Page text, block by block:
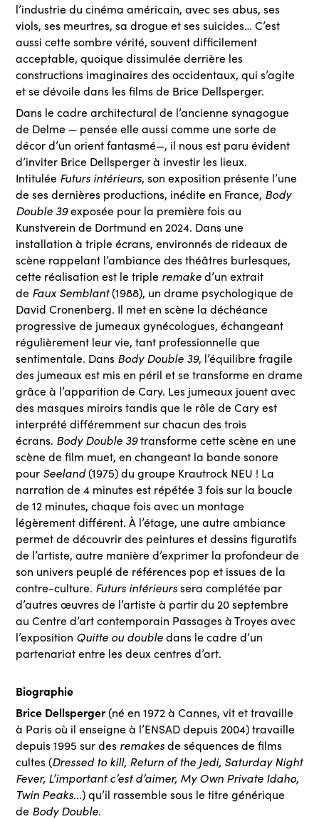
l’industrie du cinéma américain, avec ses abus, ses
viols, ses meurtres, sa drogue et ses suicides… C’est
aussi cette sombre vérité, souvent difficilement
acceptable, quoique dissimulée derrière les
constructions imaginaires des occidentaux, qui s’agite
et se dévoile dans les films de Brice Dellsperger.
Dans le cadre architectural de l’ancienne synagogue
de Delme — pensée elle aussi comme une sorte de
décor d’un orient fantasmé—, il nous est paru évident
d’inviter Brice Dellsperger à investir les lieux.
Intitulée Futurs intérieurs, son exposition présente l’une
de ses dernières productions, inédite en France, Body
Double 39exposée pour la première fois au
Kunstverein de Dortmund en 2024. Dans une
installation à triple écrans, environnés de rideaux de
scène rappelant l’ambiance des théâtres burlesques,
cette réalisation est le triple remaked’un extrait
de Faux Semblant(1988), un drame psychologique de
David Cronenberg. Il met en scène la déchéance
progressive de jumeaux gynécologues, échangeant
régulièrement leur vie, tant professionnelle que
sentimentale. Dans Body Double 39, l’équilibre fragile
des jumeaux est mis en péril et se transforme en drame
grâce à l’apparition de Cary. Les jumeaux jouent avec
des masques miroirs tandis que le rôle de Cary est
interprété différemment sur chacun des trois
écrans. Body Double 39transforme cette scène en une
scène de film muet, en changeant la bande sonore
pour Seeland(1975) du groupe Krautrock NEU ! La
narration de 4 minutes est répétée 3 fois sur la boucle
de 12 minutes, chaque fois avec un montage
légèrement différent. À l’étage, une autre ambiance
permet de découvrir des peintures et dessins figuratifs
de l’artiste, autre manière d’exprimer la profondeur de
son univers peuplé de références pop et issues de la
contre-culture. Futurs intérieurssera complétée par
d’autres œuvres de l’artiste à partir du 20 septembre
au Centre d’art contemporain Passages à Troyes avec
l’exposition Quitte ou doubledans le cadre d’un
partenariat entre les deux centres d’art.
Biographie
Brice Dellsperger(né en 1972 à Cannes, vit et travaille
à Paris où il enseigne à l’ENSAD depuis 2004) travaille
depuis 1995 sur des remakesde séquences de films
cultes (Dressed to kill, Return of the Jedi, Saturday Night
Fever, L’important c’est d’aimer, My Own Private Idaho,
Twin Peaks...) qu’il rassemble sous le titre générique
de Body Double.